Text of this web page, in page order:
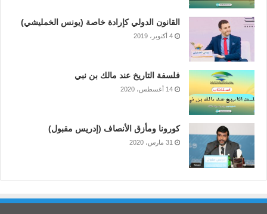
القانون الدولي كإرادة خاصة (يونس الخمليشي)
4 أكتوبر، 2019
فلسفة التاريخ عند مالك بن نبي
14 أغسطس، 2020
كورونا ومأزق الأنصاف (إدريس مقبول)
31 مارس، 2020